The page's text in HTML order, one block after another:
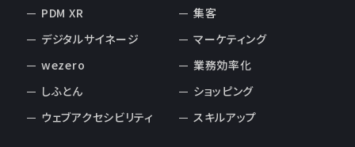
PDM XR
デジタルサイネージ
wezero
しふとん
ウェブアクセシビリティ
集客
マーケティング
業務効率化
ショッピング
スキルアップ